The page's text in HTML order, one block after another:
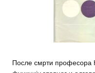
После смрти професора